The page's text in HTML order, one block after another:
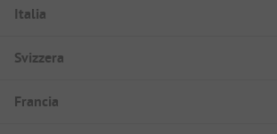
Italia
Svizzera
Francia